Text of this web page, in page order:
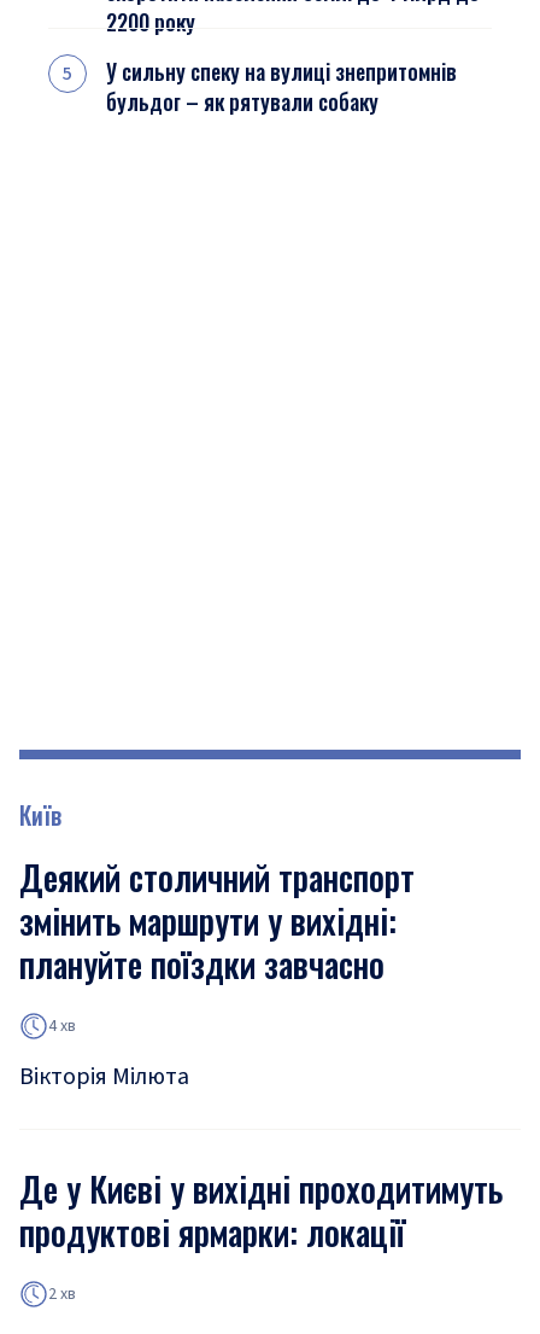
2200 року
У сильну спеку на вулиці знепритомнів
бульдог – як рятували собаку
Київ
Деякий столичний транспорт
змінить маршрути у вихідні:
плануйте поїздки завчасно
4 хв
Вікторія Мілюта
Де у Києві у вихідні проходитимуть
продуктові ярмарки: локації
2 хв